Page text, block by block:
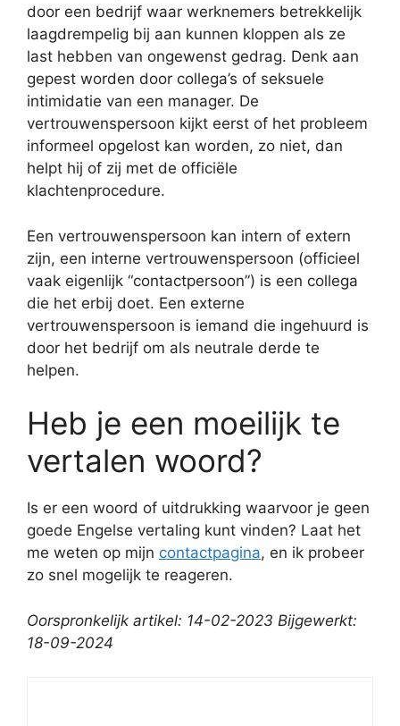
door een bedrijf waar werknemers betrekkelijk
laagdrempelig bij aan kunnen kloppen als ze
last hebben van ongewenst gedrag. Denk aan
gepest worden door collega’s of seksuele
intimidatie van een manager. De
vertrouwenspersoon kijkt eerst of het probleem
informeel opgelost kan worden, zo niet, dan
helpt hij of zij met de officiële
klachtenprocedure.
Een vertrouwenspersoon kan intern of extern
zijn, een interne vertrouwenspersoon (officieel
vaak eigenlijk “contactpersoon”) is een collega
die het erbij doet. Een externe
vertrouwenspersoon is iemand die ingehuurd is
door het bedrijf om als neutrale derde te
helpen.
Heb je een moeilijk te
vertalen woord?
Is er een woord of uitdrukking waarvoor je geen
goede Engelse vertaling kunt vinden? Laat het
me weten op mijn contactpagina, en ik probeer
zo snel mogelijk te reageren.
Oorspronkelijk artikel: 14-02-2023 Bijgewerkt:
18-09-2024